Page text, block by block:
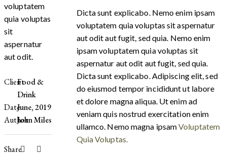
voluptatem
quia voluptas
sit
aspernatur
aut odit.
ClientFood &
Drink
DateJune, 2019
AuthorJohn Miles
Share
Dicta sunt explicabo. Nemo enim ipsam
voluptatem quia voluptas sit aspernatur
aut odit aut fugit, sed quia. Nemo enim
ipsam voluptatem quia voluptas sit
aspernatur aut odit aut fugit, sed quia.
Dicta sunt explicabo. Adipiscing elit, sed
do eiusmod tempor incididunt ut labore
et dolore magna aliqua. Ut enim ad
veniam quis nostrud exercitation enim
ullamco. Nemo magna ipsamVoluptatem
Quia Voluptas.